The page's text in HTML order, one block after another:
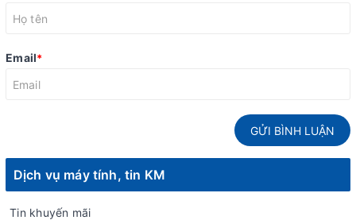
Email*
GỬI BÌNH LUẬN
Dịch vụ máy tính, tin KM
Tin khuyến mãi